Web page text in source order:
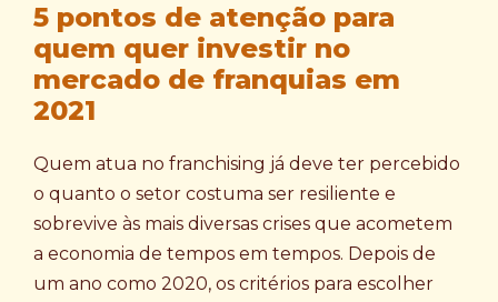
5 pontos de atenção para
quem quer investir no
mercado de franquias em
2021
Quem atua no franchising já deve ter percebido
o quanto o setor costuma ser resiliente e
sobrevive às mais diversas crises que acometem
a economia de tempos em tempos. Depois de
um ano como 2020, os critérios para escolher